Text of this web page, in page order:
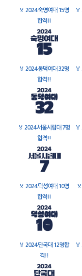
🏅 2024 숙명여대 15명
합격!!
🏅
🏅 2024 동덕여대 32명
합격!!
🏅
🏅 2024 서울시립대 7명
합격!!
🏅
🏅 2024 덕성여대 10명
합격!!
🏅
🏅 2024 단국대 12명합
격!!
🏅